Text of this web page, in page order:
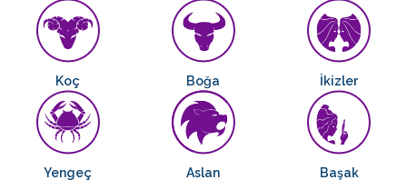
Koç Boğa İkizler
Yengeç Aslan Başak